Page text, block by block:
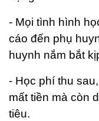
- Mọi tình hình
cáo đến phụ
huynh nắm bắt
- Học phí thu
mất tiền mà còn
tiêu.